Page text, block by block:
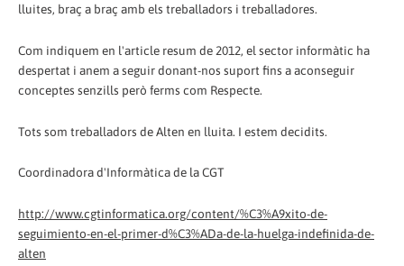
lluites, braç a braç amb els treballadors i treballadores.
Com indiquem en l'article resum de 2012, el sector informàtic ha
despertat i anem a seguir donant-nos suport fins a aconseguir
conceptes senzills però ferms com Respecte.
Tots som treballadors de Alten en lluita. I estem decidits.
Coordinadora d'Informàtica de la CGT
http://www.cgtinformatica.org/content/%C3%A9xito-de-
seguimiento-en-el-primer-d%C3%ADa-de-la-huelga-indefinida-de-
alten